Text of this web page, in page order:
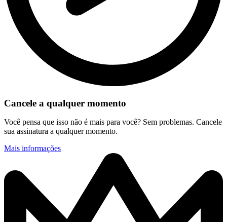
Cancele a qualquer momento
Você pensa que isso não é mais para você? Sem problemas. Cancele
sua assinatura a qualquer momento.
Mais informações